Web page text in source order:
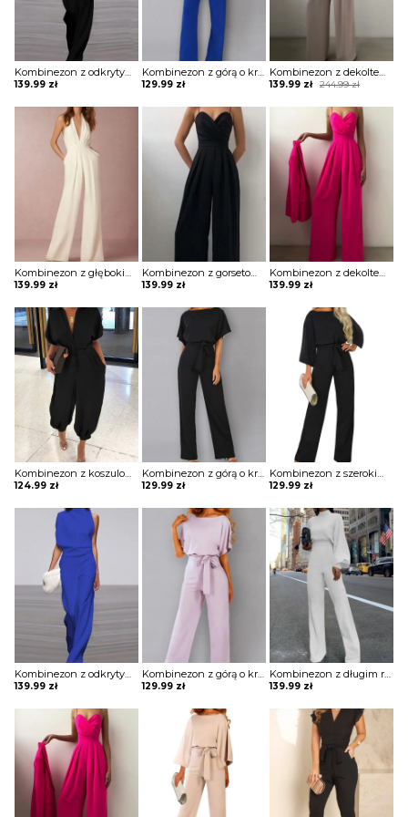
139.99 zł
Kombinezon z górą o kroju nietoperza i wiązaniem w pasie
129.99 zł
Kombinezon z dekoltem w kształcie serca i szerokimi nogawkami
244.99zł
Original
was:
139.99 zł
Current
is:
139.99 zł
Kombinezon z gorsetową górą i szerokimi nogawkami
139.99 zł
Kombinezon z dekoltem w kształcie serca i szerokimi nogawkami
139.99 zł
124.99 zł
Kombinezon z górą o kroju nietoperza i wiązaniem w pasie
129.99 zł 129.99 zł
139.99 zł
Kombinezon z górą o kroju nietoperza i wiązaniem w pasie
129.99 zł
Kombinezon z długim rękawem i prostym dołem
139.99 zł